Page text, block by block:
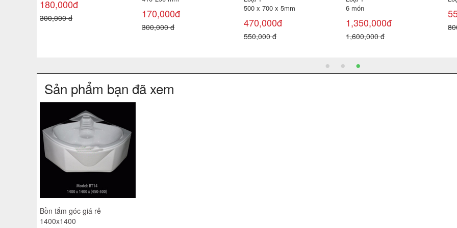
180,000đ
300,000 đ 170,000đ
300,000 đ
500 x 700 x 5mm
470,000đ
550,000 đ
6 món
1,350,000đ
1,600,000 đ
Sản phẩm bạn đã xem
Bồn tắm góc giá rẻ
1400x1400